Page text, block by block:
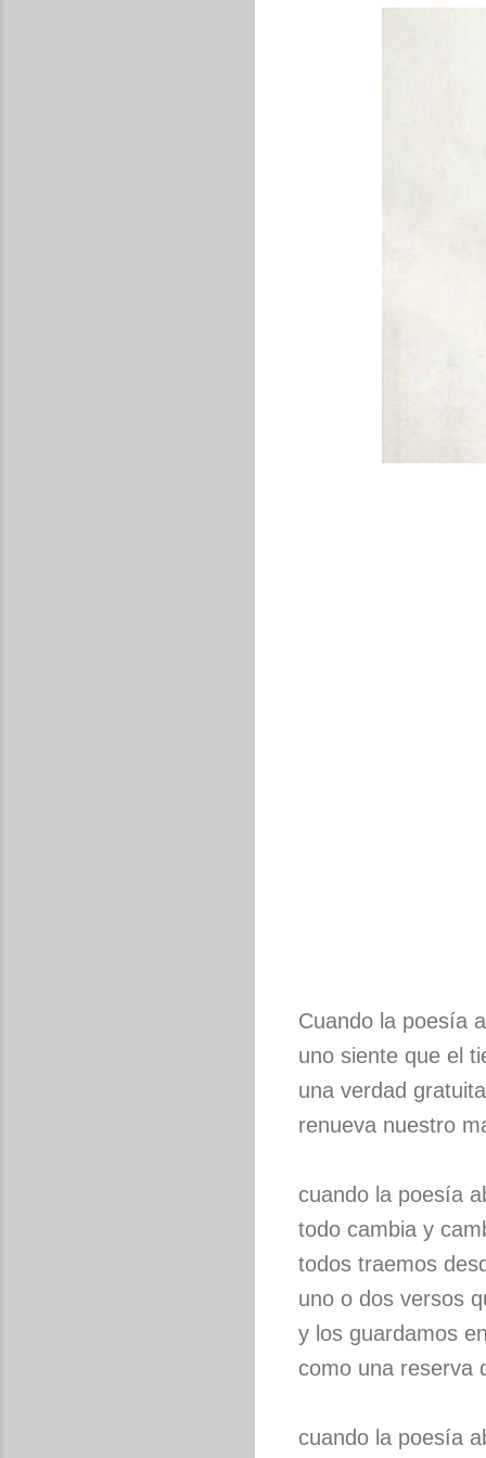
Cuando la poesía
uno siente que el
una verdad
renueva nuestro
cuando la poesía
todo cambia y
todos traemos
uno o dos versos
y los guardamos
como una reserva
cuando la poesía